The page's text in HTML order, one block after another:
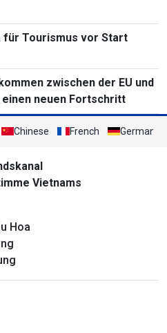
für Tourismus vor Start
zwischen der EU und
neuen Fortschritt
Chinese French German
Vietnams
Hoa